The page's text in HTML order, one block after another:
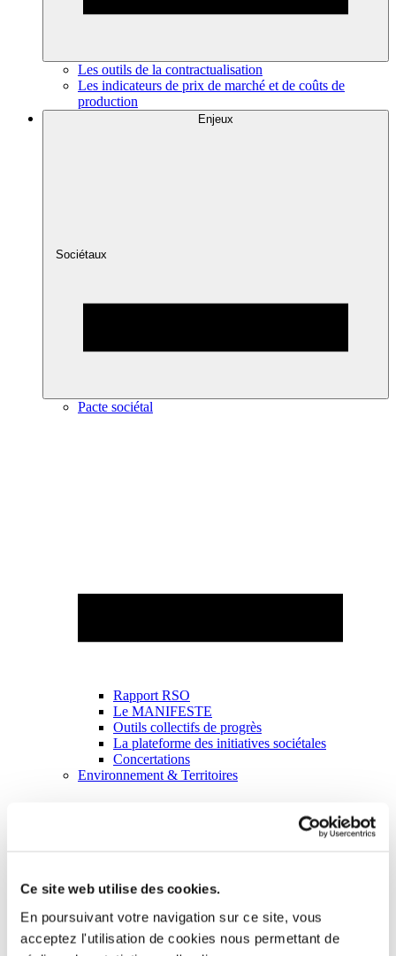
Ce site web utilise des cookies.
En poursuivant votre navigation sur ce site, vous
acceptez l'utilisation de cookies nous permettant de
Les outils de la contractualisation
Les indicateurs de prix de marché et de coûts de
production
Enjeux
Sociétaux
Pacte sociétal
Rapport RSO
Le MANIFESTE
Outils collectifs de progrès
La plateforme des initiatives sociétales
Concertations
Environnement & Territoires